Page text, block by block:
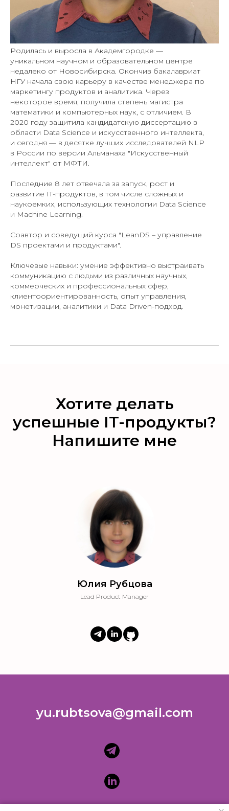
Родилась и выросла в Академгородке —
уникальном научном и образовательном центре
недалеко от Новосибирска. Окончив бакалавриат
НГУ начала свою карьеру в качестве менеджера по
маркетингу продуктов и аналитика. Через
некоторое время, получила степень магистра
математики и компьютерных наук, с отличием. В
2020 году защитила кандидатскую диссертацию в
области Data Science и искусственного интеллекта,
и сегодня — в десятке лучших исследователей NLP
в России по версии Альманаха "Искусственный
интеллект" от МФТИ.
Последние 8 лет отвечала за запуск, рост и
развитие IT-продуктов, в том числе сложных и
наукоемких, использующих технологии Data Science
и Machine Learning.
Соавтор и соведущий курса "LeanDS – управление
DS проектами и продуктами".
Ключевые навыки: умение эффективно выстраивать
коммуникацию с людьми из различных научных,
коммерческих и профессиональных сфер,
клиентоориентированность, опыт управления,
монетизации, аналитики и Data Driven-подход.
Хотите делать
успешные IT-продукты?
Напишите мне
Юлия Рубцова
Lead Product Manager
yu.rubtsova@gmail.com